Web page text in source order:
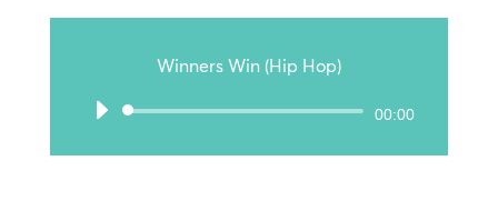
Winners Win (Hip Hop)
Audio-
00:00